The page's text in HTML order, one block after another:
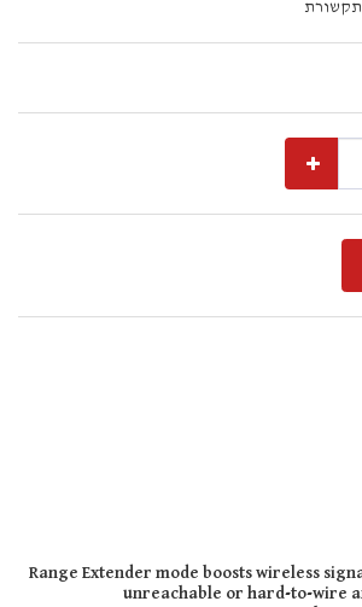
תקשורת
Range Extender mode boosts wireless
unreachable or hard-to-wire